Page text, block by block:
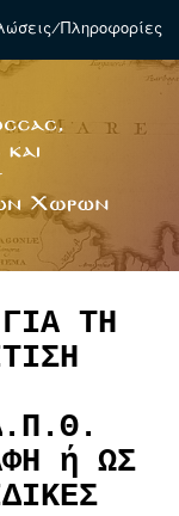
Πληροφορίες
ΤΗ
ή ΩΣ